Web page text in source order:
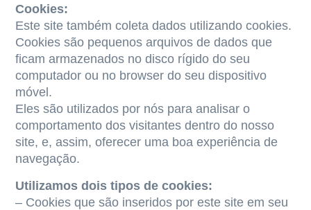
Cookies:
Este site também coleta dados utilizando cookies.
Cookies são pequenos arquivos de dados que
ficam armazenados no disco rígido do seu
computador ou no browser do seu dispositivo
móvel.
Eles são utilizados por nós para analisar o
comportamento dos visitantes dentro do nosso
site, e, assim, oferecer uma boa experiência de
navegação.
Utilizamos dois tipos de cookies:
– Cookies que são inseridos por este site em seu